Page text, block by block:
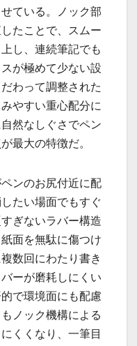
ている。ノック部
たことで、スムー
し、連続筆記でも
が極めて少ない設
わって調整された
やすい重心配分に
然なしぐさでペン
最大の特徴だ。
ンのお尻付近に配
たい場面でもすぐ
ぎないラバー構造
面を無駄に傷つけ
数回にわたり書き
ーが磨耗しにくい
で環境面にも配慮
ノック機構による
くくなり、一筆目